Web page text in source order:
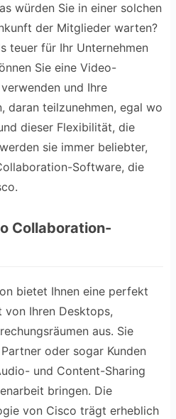
würden Sie in einer solchen
der Mitglieder warten?
teuer für Ihr Unternehmen
Sie eine Video-
und Ihre
daran teilzunehmen, egal wo
dieser Flexibilität, die
sie immer beliebter,
Software, die
Collaboration-
bietet Ihnen eine perfekt
von Ihren Desktops,
aus. Sie
oder sogar Kunden
und Content-Sharing
bringen. Die
von Cisco trägt erheblich